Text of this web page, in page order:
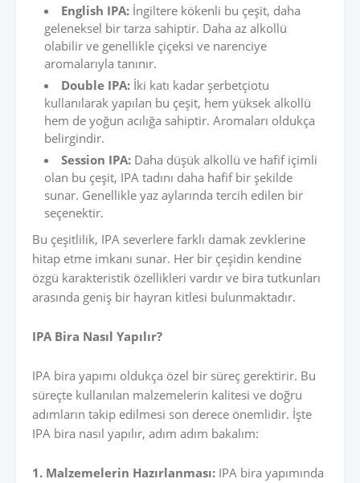
English IPA: İngiltere kökenli bu çeşit, daha
geleneksel bir tarza sahiptir. Daha az alkollü
olabilir ve genellikle çiçeksi ve narenciye
aromalarıyla tanınır.
Double IPA: İki katı kadar şerbetçiotu
kullanılarak yapılan bu çeşit, hem yüksek alkollü
hem de yoğun acılığa sahiptir. Aromaları oldukça
belirgindir.
Session IPA: Daha düşük alkollü ve hafif içimli
olan bu çeşit, IPA tadını daha hafif bir şekilde
sunar. Genellikle yaz aylarında tercih edilen bir
seçenektir.
Bu çeşitlilik, IPA severlere farklı damak zevklerine
hitap etme imkanı sunar. Her bir çeşidin kendine
özgü karakteristik özellikleri vardır ve bira tutkunları
arasında geniş bir hayran kitlesi bulunmaktadır.
IPA Bira Nasıl Yapılır?
IPA bira yapımı oldukça özel bir süreç gerektirir. Bu
süreçte kullanılan malzemelerin kalitesi ve doğru
adımların takip edilmesi son derece önemlidir. İşte
IPA bira nasıl yapılır, adım adım bakalım:
1. Malzemelerin Hazırlanması: IPA bira yapımında